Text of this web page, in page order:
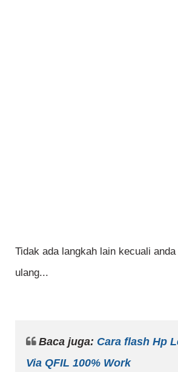
Tidak ada langkah lain kecuali
ulang...
Baca juga: Cara flash Hp
Via QFIL 100% Work